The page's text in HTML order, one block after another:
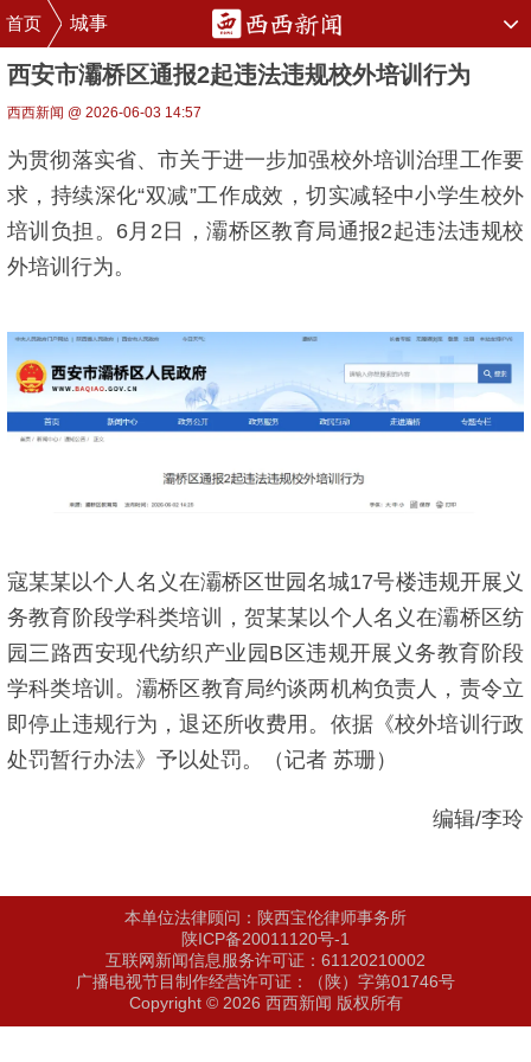
首页 城事
西安市灞桥区通报2起违法违规校外培训行为
西西新闻 @ 2026-06-03 14:57
为贯彻落实省、市关于进一步加强校外培训治理工作要
求，持续深化“双减”工作成效，切实减轻中小学生校外
培训负担。6月2日，灞桥区教育局通报2起违法违规校
外培训行为。
寇某某以个人名义在灞桥区世园名城17号楼违规开展义
务教育阶段学科类培训，贺某某以个人名义在灞桥区纺
园三路西安现代纺织产业园B区违规开展义务教育阶段
学科类培训。灞桥区教育局约谈两机构负责人，责令立
即停止违规行为，退还所收费用。依据《校外培训行政
处罚暂行办法》予以处罚。（记者 苏珊）
编辑/李玲
本单位法律顾问：陕西宝伦律师事务所
陕ICP备20011120号-1
互联网新闻信息服务许可证：61120210002
广播电视节目制作经营许可证：（陕）字第01746号
Copyright © 2026 西西新闻 版权所有